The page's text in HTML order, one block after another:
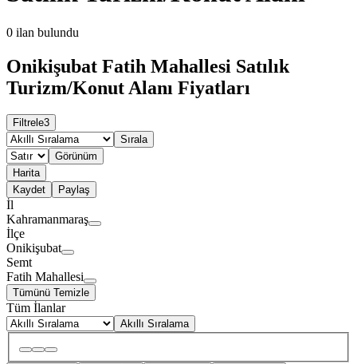
0 ilan bulundu
Onikişubat Fatih Mahallesi Satılık
Turizm/Konut Alanı Fiyatları
Filtrele3
Sırala
Görünüm
Harita
Kaydet
Paylaş
İl
Kahramanmaraş
İlçe
Onikişubat
Semt
Fatih Mahallesi
Tümünü Temizle
Tüm İlanlar
Akıllı Sıralama